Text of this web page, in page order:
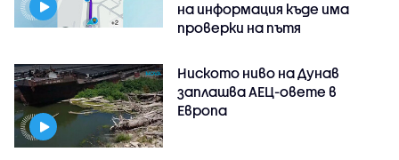
на информация къде има
проверки на пътя
Ниското ниво на Дунав
заплашва АЕЦ-овете в
Европа